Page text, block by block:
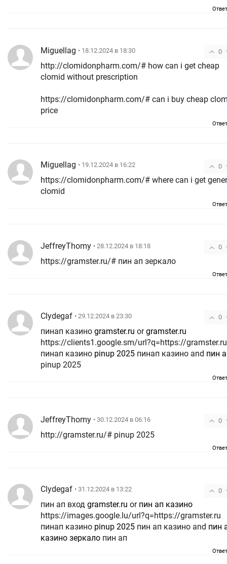
0
Miguellag • 18.12.2024 в 18:30
http://clomidonpharm.com/# how can i get cheap
clomid without prescription
https://clomidonpharm.com/# can i buy cheap
price
0
Miguellag • 19.12.2024 в 16:22
https://clomidonpharm.com/# where can i get
clomid
0
JeffreyThomy • 28.12.2024 в 18:18
https://gramster.ru/# пин ап зеркало
0
Clydegaf • 29.12.2024 в 23:30
пинап казино gramster.ru orgramster.ru
https://clients1.google.sm/url?q=https://gramster.ru
пинап казино pinup 2025 пинап казино and пин
pinup 2025
0
JeffreyThomy • 30.12.2024 в 06:16
http://gramster.ru/# pinup 2025
0
Clydegaf • 31.12.2024 в 13:22
пин ап вход gramster.ru or пин ап казино
https://images.google.lu/url?q=https://gramster.ru
пинап казино pinup 2025 пин ап казино and пин
казино зеркало пин ап